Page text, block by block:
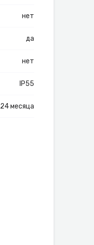
нет
да
нет
IP55
24 месяца